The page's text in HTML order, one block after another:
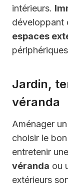
intérieurs.
développant
espaces
Jardin,
véranda
Aménager un
choisir le bon
entretenir une
véranda ou
extérieurs